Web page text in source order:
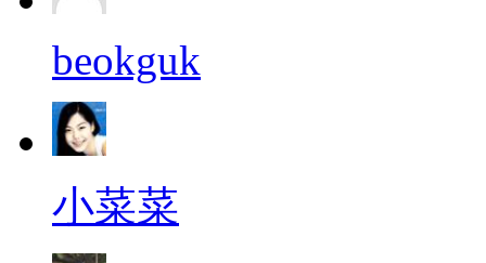
beokguk
小菜菜